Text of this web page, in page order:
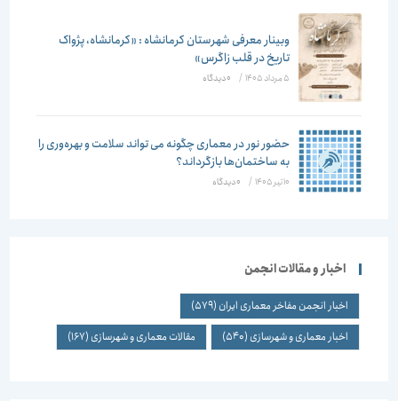
وبینار معرفی شهرستان کرمانشاه : «کرمانشاه، پژواک
تاریخ در قلب زاگرس»
5 مرداد 1405 / ۰ دیدگاه
حضور نور در معماری چگونه می تواند سلامت و بهره‌وری را
به ساختمان‌ها بازگرداند؟
10 تیر 1405 / ۰ دیدگاه
اخبار و مقالات انجمن
اخبار انجمن مفاخر معماری ایران(579)
اخبار معماری و شهرسازی(540) مقالات معماری و شهرسازی(167)